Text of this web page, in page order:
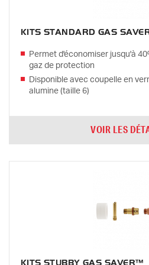
KITS STANDARD GAS
Permet d'économiser jusqu'à
gaz de protection
Disponible avec coupelle en
alumine (taille 6)
VOIR LES
KITS STUBBY GAS SAVER™